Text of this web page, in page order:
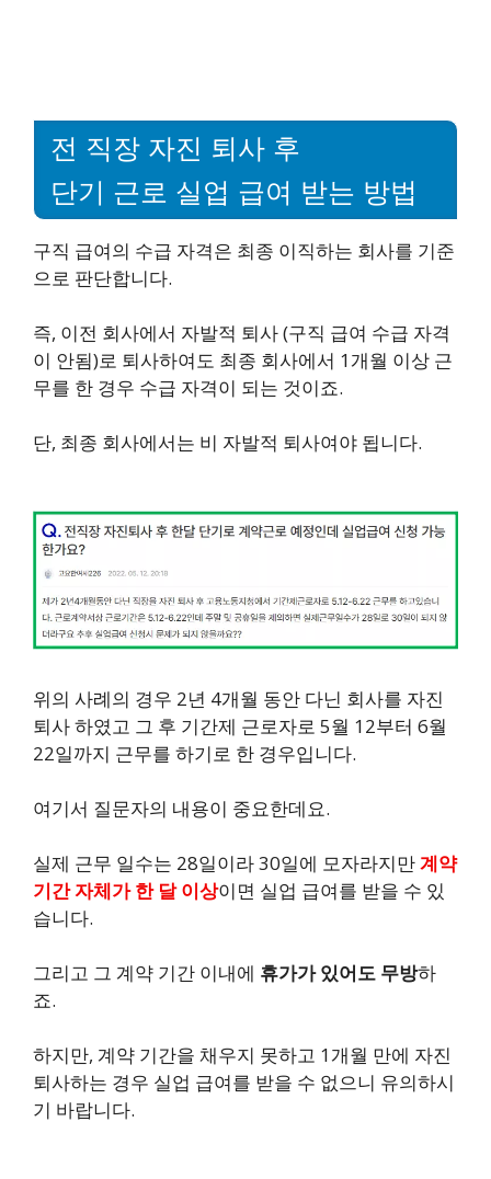
전 직장 자진 퇴사 후
단기 근로 실업 급여 받는 방법
구직 급여의 수급 자격은 최종 이직하는 회사를 기준
으로 판단합니다.
즉, 이전 회사에서 자발적 퇴사 (구직 급여 수급 자격
이 안됨)로 퇴사하여도 최종 회사에서 1개월 이상 근
무를 한 경우 수급 자격이 되는 것이죠.
단, 최종 회사에서는 비 자발적 퇴사여야 됩니다.
위의 사례의 경우 2년 4개월 동안 다닌 회사를 자진
퇴사 하였고 그 후 기간제 근로자로 5월 12부터 6월
22일까지 근무를 하기로 한 경우입니다.
여기서 질문자의 내용이 중요한데요.
실제 근무 일수는 28일이라 30일에 모자라지만계약
기간 자체가 한 달 이상이면 실업 급여를 받을 수 있
습니다.
그리고 그 계약 기간 이내에 휴가가 있어도 무방하
죠.
하지만, 계약 기간을 채우지 못하고 1개월 만에 자진
퇴사하는 경우 실업 급여를 받을 수 없으니 유의하시
기 바랍니다.